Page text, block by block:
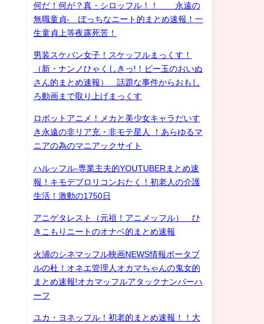
何だ！何が？真・シロッフル！！ 永遠の
無職童貞- ぼっちなニート的まとめ速報！一
生童貞上等夜露死苦！
男装スケバン女子！スケッフルまっくす！
（新・ナンノひゃくしきっ!！ビー玉のおいぬ
さん的まとめ速報） 話題な事件からおもし
ろ動画まで取り上げまっくす
ロボットアニメ！メカと美少女キャラだいす
き永遠の非リア充・非モテ星人 ！あらゆるマ
ニアの為のマニアックサイト
ハルッフル-専業主夫的YOUTUBERまとめ速
報！キモデブロリコンおたく！初老人の介護
生活！激動の1750日
アニゲタレスト（元祖！アニメッフル） ひ
きこもりニートのオナベ的まとめ速報
火浦のシネマッフル映画NEWS情報ポータブ
ルの杜！オネエ管理人オカマちゃんの鬼女的
まとめ速報!オカマッフルアタックナンバーハ
ーフ
ユカ・ヨネッフル！初老的まとめ速報！！大